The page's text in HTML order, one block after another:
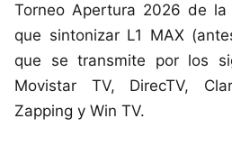
Torneo Apertura 2026 de la
que sintonizar L1 MAX
que se transmite por los
Movistar TV, DirecTV,
Zapping y Win TV.